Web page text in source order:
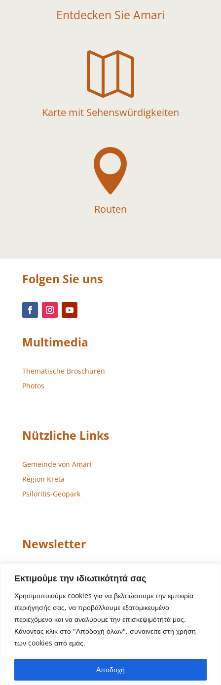
Εκτιμούμε την ιδιωτικότητά σας
Χρησιμοποιούμε cookies για να βελτιώσουμε την εμπειρία
περιήγησής σας, να προβάλλουμε εξατομικευμένο
περιεχόμενο και να αναλύουμε την επισκεψιμότητά μας.
Κάνοντας κλικ στο "Αποδοχή όλων", συναινείτε στη χρήση
των cookies από εμάς.
Αποδοχή
Entdecken Sie Amari

Karte mit Sehenswürdigkeiten

Routen
Folgen Sie uns
Multimedia
Thematische Broschüren
Photos
Nützliche Links
Gemeinde von Amari
Region Kreta
Psiloritis-Geopark
Newsletter
Copyright © 2022 Gemeinde von Amari